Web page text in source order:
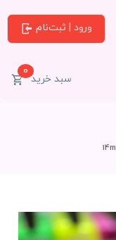
ورود | ثبت‌نام
سبد خرید0